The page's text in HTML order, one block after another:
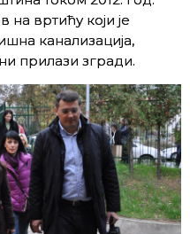
вртићу који је
канализација,
прилази згради.